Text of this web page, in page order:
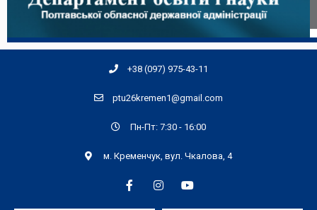
+38 (097) 975-43-11
ptu26kremen1@gmail.com
Пн-Пт: 7:30 - 16:00
м. Кременчук, вул. Чкалова, 4